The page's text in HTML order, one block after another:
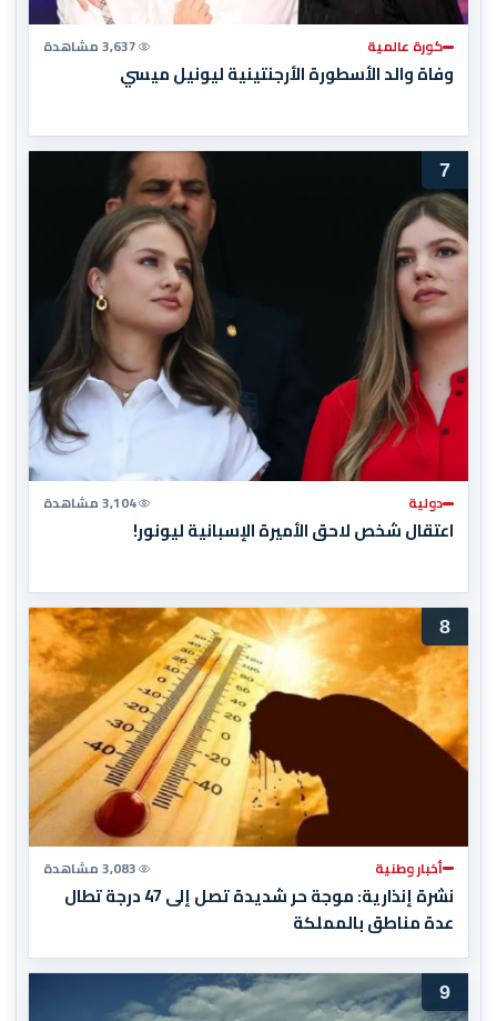
كورة عالمية 3,637 مشاهدة
وفاة والد الأسطورة الأرجنتينية ليونيل ميسي
7
دولية 3,104 مشاهدة
اعتقال شخص لاحق الأميرة الإسبانية ليونور!
8
أخبار وطنية 3,083 مشاهدة
نشرة إنذارية: موجة حر شديدة تصل إلى 47 درجة تطال
عدة مناطق بالمملكة
9